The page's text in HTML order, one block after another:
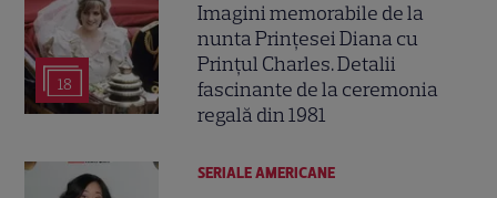
18
Imagini memorabile de la
nunta Prințesei Diana cu
Prințul Charles. Detalii
fascinante de la ceremonia
regală din 1981
SERIALE AMERICANE